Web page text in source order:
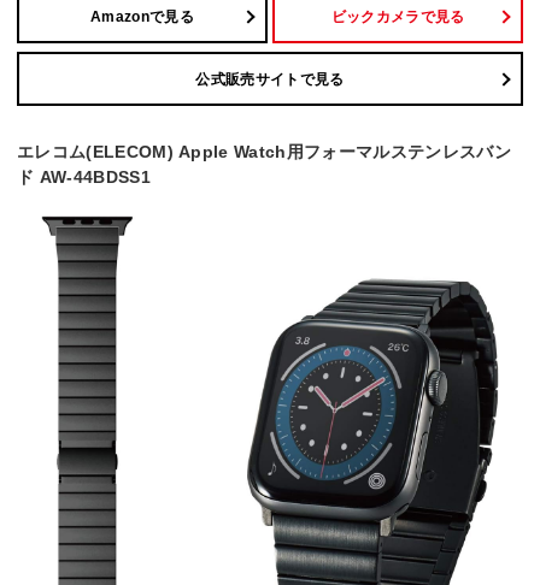
Amazonで見る ビックカメラで見る
公式販売サイトで見る
エレコム(ELECOM) Apple Watch用フォーマルステンレスバン
ド AW-44BDSS1